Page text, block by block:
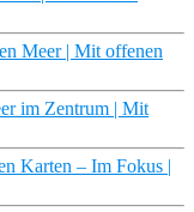
Meer | Mit offenen
im Zentrum | Mit
Karten – Im Fokus |